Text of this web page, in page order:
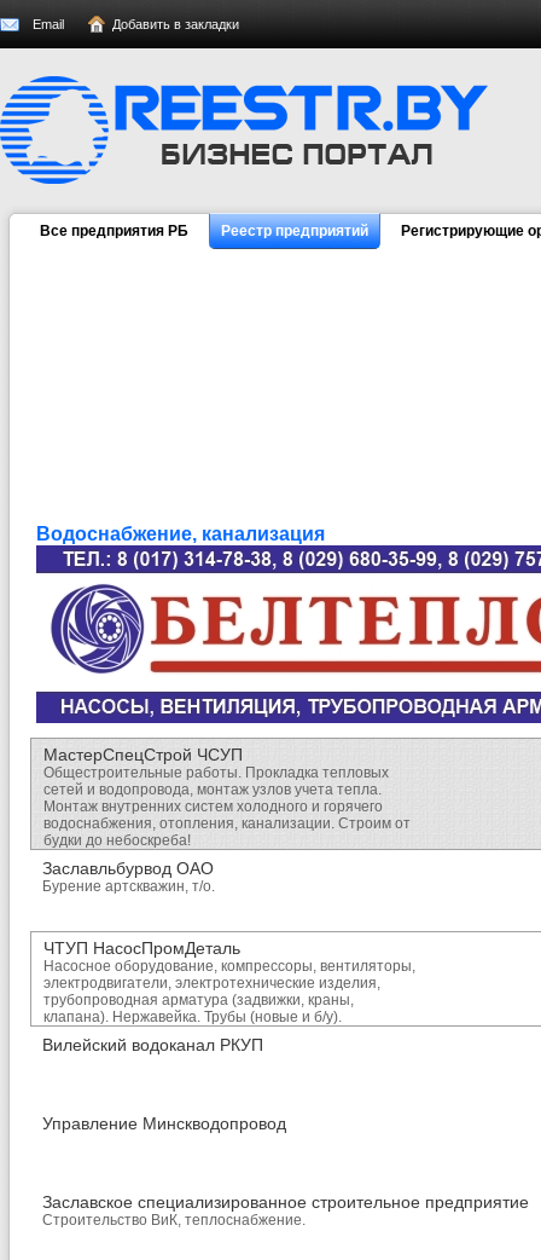
Email Добавить в закладки
Все предприятия РБ Реестр предприятий Регистрирующие
Водоснабжение, канализация
МастерСпецСтрой ЧСУП
Общестроительные работы. Прокладка тепловых
сетей и водопровода, монтаж узлов учета тепла.
Монтаж внутренних систем холодного и горячего
водоснабжения, отопления, канализации. Строим от
будки до небоскреба!
Заславльбурвод ОАО
Бурение артскважин, т/о.
ЧТУП НасосПромДеталь
Насосное оборудование, компрессоры, вентиляторы,
электродвигатели, электротехнические изделия,
трубопроводная арматура (задвижки, краны,
клапана). Нержавейка. Трубы (новые и б/у).
Вилейский водоканал РКУП
Управление Минскводопровод
Заславское специализированное строительное предприятие
Строительство ВиК, теплоснабжение.